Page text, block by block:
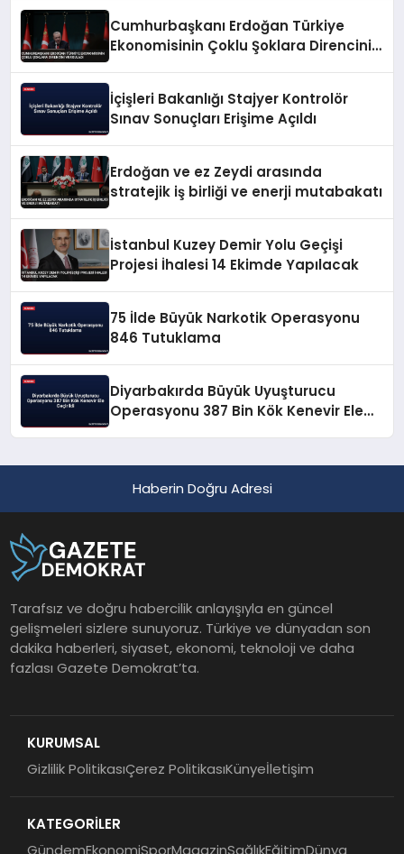
Cumhurbaşkanı Erdoğan Türkiye
Ekonomisinin Çoklu Şoklara Direncini
İçişleri Bakanlığı Stajyer Kontrolör
Sınav Sonuçları Erişime Açıldı
Erdoğan ve ez Zeydi arasında
stratejik iş birliği ve enerji mutabakatı
İstanbul Kuzey Demir Yolu Geçişi
Projesi İhalesi 14 Ekimde Yapılacak
75 İlde Büyük Narkotik Operasyonu
846 Tutuklama
Diyarbakırda Büyük Uyuşturucu
Operasyonu 387 Bin Kök Kenevir Ele
Haberin Doğru Adresi
Tarafsız ve doğru habercilik anlayışıyla en güncel
gelişmeleri sizlere sunuyoruz. Türkiye ve dünyadan son
dakika haberleri, siyaset, ekonomi, teknoloji ve daha
fazlası Gazete Demokrat’ta.
KURUMSAL
Gizlilik PolitikasıÇerez PolitikasıKünyeİletişim
KATEGORİLER
GündemEkonomiSporMagazinSağlıkEğitimDünya